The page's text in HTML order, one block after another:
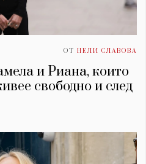
ОТ НЕЛИ СЛАВОВА
и Риана, които
свободно и след